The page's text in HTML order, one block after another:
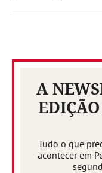
A
Tudo o que
acontecer em